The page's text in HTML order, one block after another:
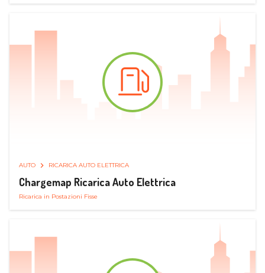
AUTO RICARICA AUTO ELETTRICA
Chargemap Ricarica Auto Elettrica
Ricarica in Postazioni Fisse